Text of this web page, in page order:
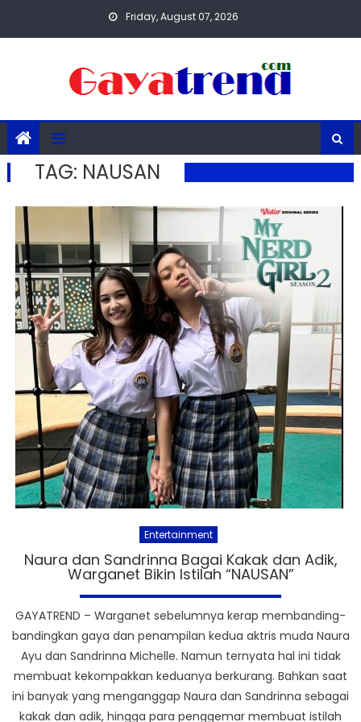
Friday, August 07, 2026
TAG: NAUSAN
Entertainment
Naura dan Sandrinna Bagai Kakak dan Adik,
Warganet Bikin Istilah “NAUSAN”
GAYATREND – Warganet sebelumnya kerap membanding-
bandingkan gaya dan penampilan kedua aktris muda Naura
Ayu dan Sandrinna Michelle. Namun ternyata hal ini tidak
membuat kekompakkan keduanya berkurang. Bahkan saat
ini banyak yang menganggap Naura dan Sandrinna sebagai
kakak dan adik, hingga para penggemar membuat istilah